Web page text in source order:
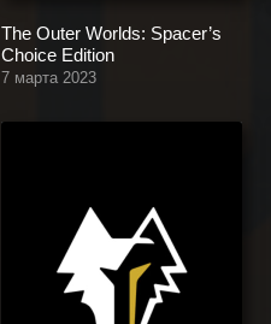
The Outer Worlds: Spacer’s
Choice Edition
7 марта 2023